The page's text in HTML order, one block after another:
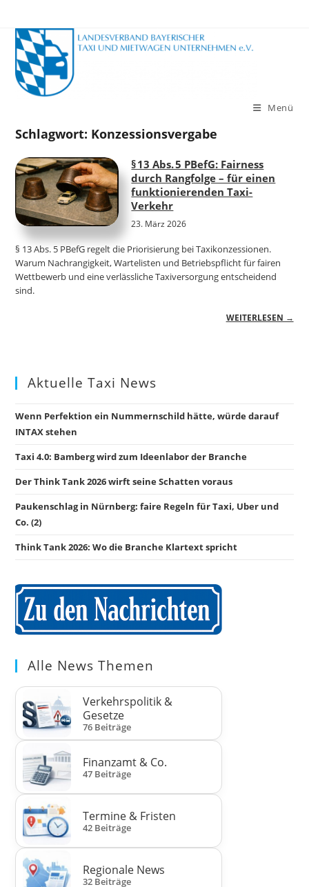
Inhalt
springen
Menü
Schlagwort: Konzessionsvergabe
§ 13 Abs. 5 PBefG: Fairness
durch Rangfolge – für einen
funktionierenden Taxi-
Verkehr
23. März 2026
§ 13 Abs. 5 PBefG regelt die Priorisierung bei Taxikonzessionen.
Warum Nachrangigkeit, Wartelisten und Betriebspflicht für fairen
Wettbewerb und eine verlässliche Taxiversorgung entscheidend
sind.
WEITERLESEN →
Aktuelle Taxi News
Wenn Perfektion ein Nummernschild hätte, würde darauf
INTAX stehen
Taxi 4.0: Bamberg wird zum Ideenlabor der Branche
Der Think Tank 2026 wirft seine Schatten voraus
Paukenschlag in Nürnberg: faire Regeln für Taxi, Uber und
Co. (2)
Think Tank 2026: Wo die Branche Klartext spricht
Alle News Themen
Verkehrspolitik &
Gesetze
76 Beiträge
Finanzamt & Co.
47 Beiträge
Termine & Fristen
42 Beiträge
Regionale News
32 Beiträge